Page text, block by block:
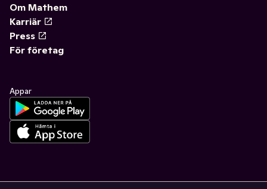
Om Mathem
Karriär
Press
För företag
Appar